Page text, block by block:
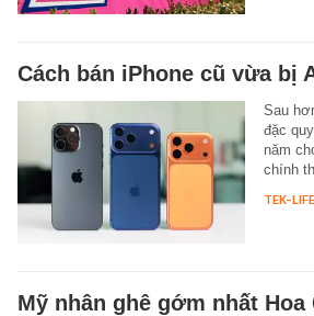
Cách bán iPhone cũ vừa bị
Sau
đặc
năm
chính
TEK-LIFE
Mỹ nhân ghê gớm nhất Hoa